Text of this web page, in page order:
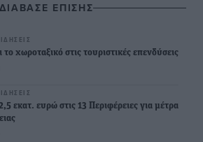
ΕΠΙΣΗΣ
το χωροταξικό στις τουριστικές επενδύσεις
εκατ. ευρώ στις 13 Περιφέρειες για μέτρα